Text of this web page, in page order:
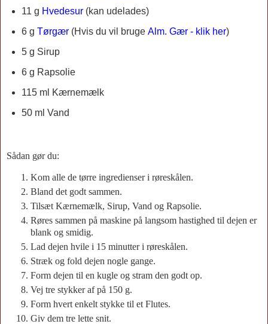
11 g Hvedesur(kan udelades)
6 g Tørgær (Hvis du vil bruge Alm. Gær - klik her)
5 g Sirup
6 g Rapsolie
115 ml Kærnemælk
50 ml Vand
Sådan gør du:
Kom alle de tørre ingredienser i røreskålen.
Bland det godt sammen.
Tilsæt Kærnemælk, Sirup, Vand og Rapsolie.
Røres sammen på maskine på langsom hastighed til dejen er
blank og smidig.
Lad dejen hvile i 15 minutter i røreskålen.
Stræk og fold dejen nogle gange.
Form dejen til en kugle og stram den godt op.
Vej tre stykker af på 150 g.
Form hvert enkelt stykke til et Flutes.
Giv dem tre lette snit.